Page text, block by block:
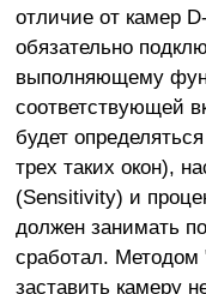
отличие от камер
обязательно
выполняющему
соответствующей
будет
трех таких окон),
(Sensitivity) и
должен занимать
сработал. Методом
заставить камеру